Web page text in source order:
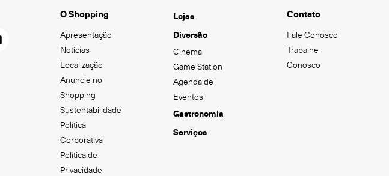
O Shopping
Apresentação
Notícias
Localização
Anuncie no
Shopping
Sustentabilidade
Política
Corporativa
Política de
Privacidade
Lojas
Diversão
Cinema
Game Station
Agenda de
Eventos
Gastronomia
Serviços
Contato
Fale Conosco
Trabalhe
Conosco